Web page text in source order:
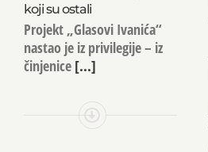
koji su ostali
Projekt „Glasovi Ivanića“
nastao je iz privilegije – iz
činjenice[...]